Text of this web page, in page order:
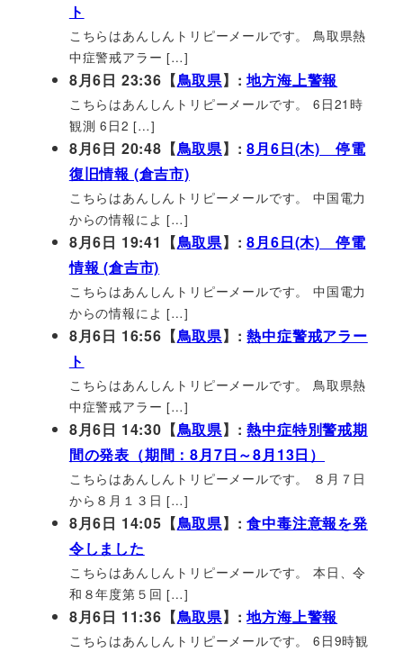
ト
こちらはあんしんトリピーメールです。 鳥取県熱
中症警戒アラー […]
8月6日 23:36【鳥取県】:地方海上警報
こちらはあんしんトリピーメールです。 6日21時
観測 6日2 […]
8月6日 20:48【鳥取県】:8月6日(木) 停電
復旧情報 (倉吉市)
こちらはあんしんトリピーメールです。 中国電力
からの情報によ […]
8月6日 19:41【鳥取県】:8月6日(木) 停電
情報 (倉吉市)
こちらはあんしんトリピーメールです。 中国電力
からの情報によ […]
8月6日 16:56【鳥取県】:熱中症警戒アラー
ト
こちらはあんしんトリピーメールです。 鳥取県熱
中症警戒アラー […]
8月6日 14:30【鳥取県】:熱中症特別警戒期
間の発表（期間：8月7日～8月13日）
こちらはあんしんトリピーメールです。 ８月７日
から８月１３日 […]
8月6日 14:05【鳥取県】:食中毒注意報を発
令しました
こちらはあんしんトリピーメールです。 本日、令
和８年度第５回 […]
8月6日 11:36【鳥取県】:地方海上警報
こちらはあんしんトリピーメールです。 6日9時観